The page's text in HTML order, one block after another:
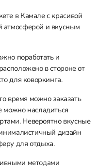
в Камале с красивой
атмосферой и вкусным
поработать и
в стороне от
для коворкинга.
время можно заказать
можно насладиться
Невероятно вкусные
дизайн
для отдыха.
методами